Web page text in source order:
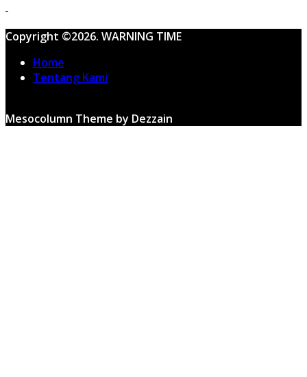
Copyright ©2026. WARNING TIME
Home
Tentang Kami
Mesocolumn Theme by Dezzain